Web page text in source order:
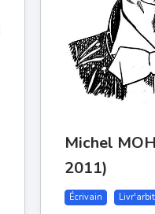
Michel
2011)
Écrivain